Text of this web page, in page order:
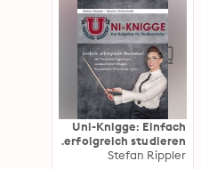
Uni-Knigge: Einfach
erfolgreich studieren.
Stefan Rippler